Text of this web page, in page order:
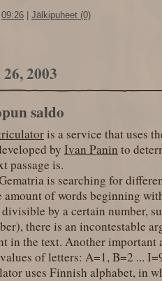
09:26 | Jälkipuheet (0)
2003
saldo
is a service that uses
by Ivan Panin to
passage is.
is searching for
amount of words beginning
by a certain number,
there is an incontestable
in the text. Another important
of letters: A=1, B=2 ...
uses Finnish alphabet, in